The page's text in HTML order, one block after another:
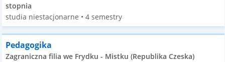
stopnia
studia niestacjonarne • 4 semestry
Pedagogika
Zagraniczna filia we Frydku - Mistku (Republika Czeska)